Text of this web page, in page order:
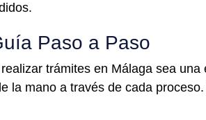
Paso a Paso
trámites en Málaga sea
la mano a través de cada